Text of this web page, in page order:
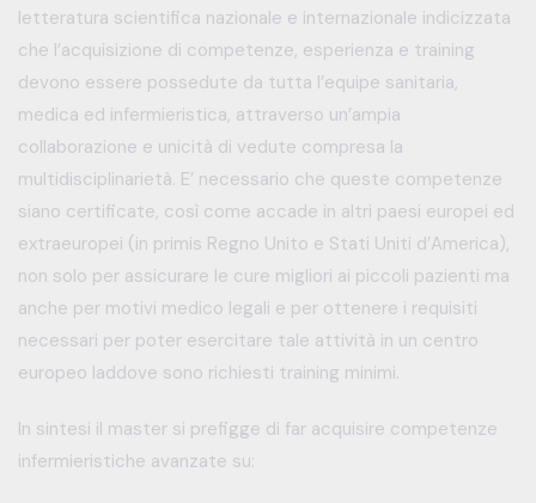
letteratura scientifica nazionale e internazionale indicizzata
che l’acquisizione di competenze, esperienza e training
devono essere possedute da tutta l’equipe sanitaria,
medica ed infermieristica, attraverso un’ampia
collaborazione e unicità di vedute compresa la
multidisciplinarietà. E’ necessario che queste competenze
siano certificate, così come accade in altri paesi europei ed
extraeuropei (in primis Regno Unito e Stati Uniti d’America),
non solo per assicurare le cure migliori ai piccoli pazienti ma
anche per motivi medico legali e per ottenere i requisiti
necessari per poter esercitare tale attività in un centro
europeo laddove sono richiesti training minimi.
In sintesi il master si prefigge di far acquisire competenze
infermieristiche avanzate su: